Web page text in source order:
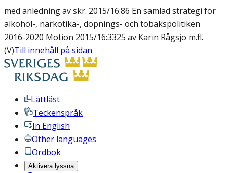
med anledning av skr. 2015/16:86 En samlad strategi för
alkohol-, narkotika-, dopnings- och tobakspolitiken
2016-2020 Motion 2015/16:3325 av Karin Rågsjö m.fl.
(V)Till innehåll på sidan
Lättläst
Teckenspråk
In English
Other languages
Ordbok
Aktivera lyssna